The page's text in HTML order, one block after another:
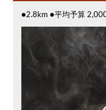
●2.8km ●平均予算